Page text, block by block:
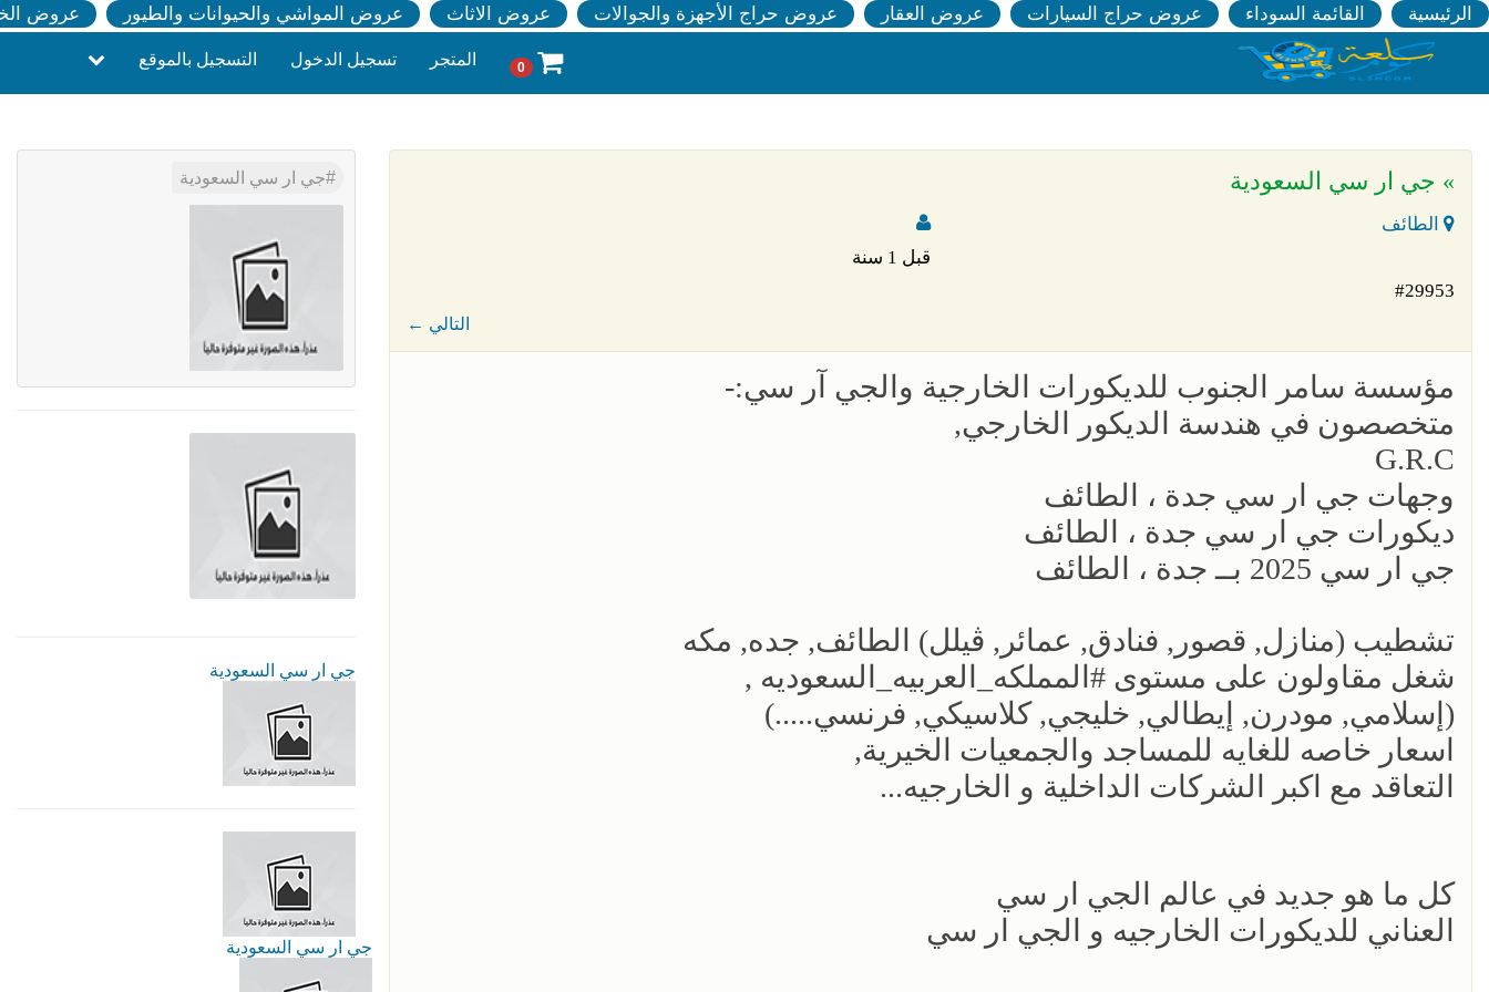
الرئيسية القائمة السوداء عروض حراج السيارات عروض العقار عروض حراج الأجهزة والجوالات عروض الاثاث عروض المواشي والحيوانات والطيور عروض
0 المتجر تسجيل الدخول التسجيل بالموقع
» جي ار سي السعودية
الطائف
قبل 1 سنة
#29953
← التالي
مؤسسة سامر الجنوب للديكورات الخارجية والجي آر سي:-
متخصصون في هندسة الديكور الخارجي,
G.R.C
وجهات جي ار سي جدة ، الطائف
ديكورات جي ار سي جدة ، الطائف
جي ار سي 2025 بــ جدة ، الطائف
تشطيب (منازل, قصور, فنادق, عمائر, ڤيلل) الطائف, جده, مكه
شغل مقاولون على مستوى #المملكه_العربيه_السعوديه ,
(إسلامي, مودرن, إيطالي, خليجي, كلاسيكي, فرنسي.....)
اسعار خاصه للغايه للمساجد والجمعيات الخيرية,
التعاقد مع اكبر الشركات الداخلية و الخارجيه...
كل ما هو جديد في عالم الجي ار سي
العناني للديكورات الخارجيه و الجي ار سي
جي ار سي السعودية
جي ار سي السعودية
جي ار سي السعودية